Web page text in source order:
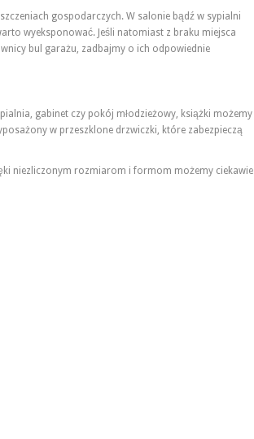
gospodarczych. W salonie bądź w sypialni
wyeksponować. Jeśli natomiast z braku miejsca
bul garażu, zadbajmy o ich odpowiednie
gabinet czy pokój młodzieżowy, książki możemy
w przeszklone drzwiczki, które zabezpieczą
niezliczonym rozmiarom i formom możemy ciekawie